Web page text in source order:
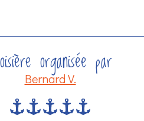
organisée par
Bernard V.